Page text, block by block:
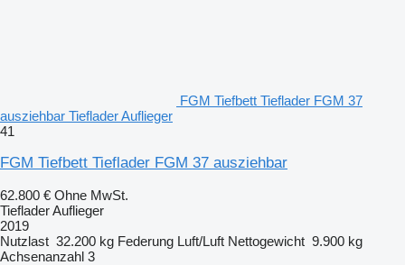
FGM Tiefbett Tieflader FGM 37
ausziehbar Tieflader Auflieger
41
FGM Tiefbett Tieflader FGM 37 ausziehbar
62.800 € Ohne MwSt.
Tieflader Auflieger
2019
Nutzlast 32.200 kg Federung Luft/Luft Nettogewicht 9.900 kg
Achsenanzahl 3